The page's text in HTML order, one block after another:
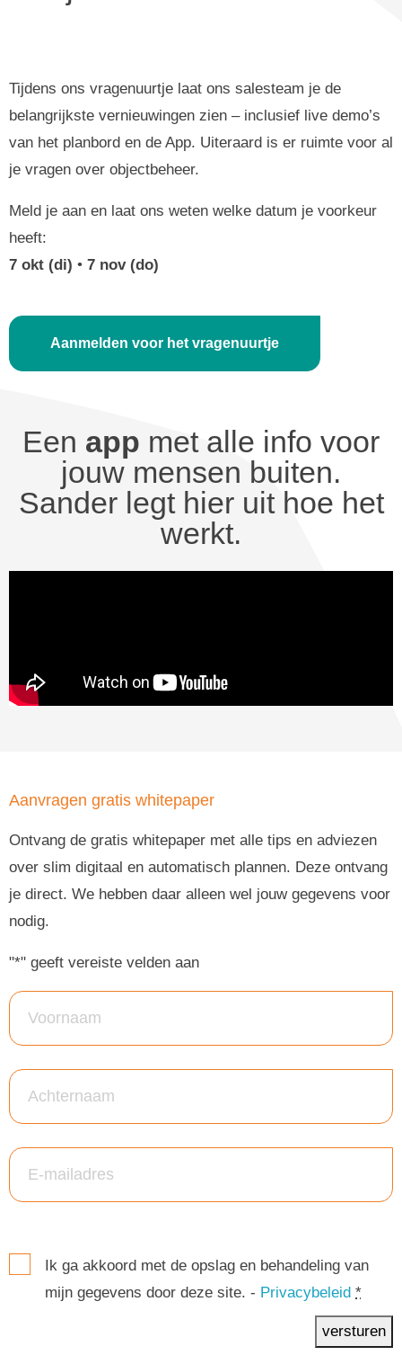
Tijdens ons vragenuurtje laat ons salesteam je de
belangrijkste vernieuwingen zien – inclusief live demo’s
van het planbord en de App. Uiteraard is er ruimte voor al
je vragen over objectbeheer.
Meld je aan en laat ons weten welke datum je voorkeur
heeft:
7 okt (di) • 7 nov (do)
Aanmelden voor het vragenuurtje
Een app met alle info voor
jouw mensen buiten.
Sander legt hier uit hoe het
werkt.
Aanvragen gratis whitepaper
Ontvang de gratis whitepaper met alle tips en adviezen
over slim digitaal en automatisch plannen. Deze ontvang
je direct. We hebben daar alleen wel jouw gegevens voor
nodig.
"*" geeft vereiste velden aan
Ik ga akkoord met de opslag en behandeling van
mijn gegevens door deze site. - Privacybeleid *
versturen